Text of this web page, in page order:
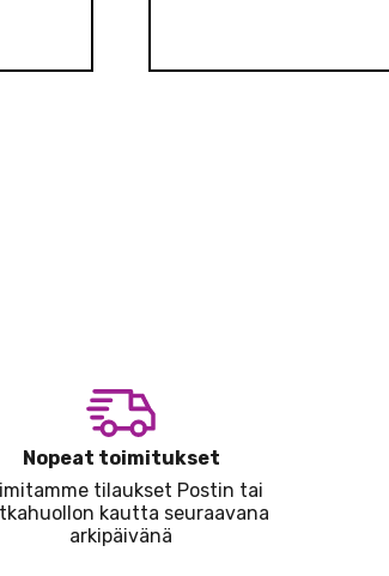
Nopeat toimitukset
tilaukset Postin tai
kautta seuraavana
arkipäivänä